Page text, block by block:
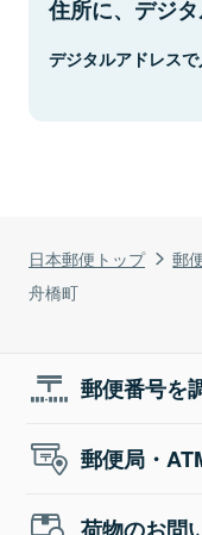
日本郵便トップ 郵
舟橋町
住所に、デジタ
デジタルアドレスで
郵便番号を
郵便局・
荷物のお問